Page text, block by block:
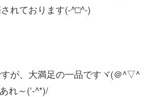
れております(-^□^-)
すが、大満足の一品ですヾ(＠^▽^
れ～(‘-^*)/